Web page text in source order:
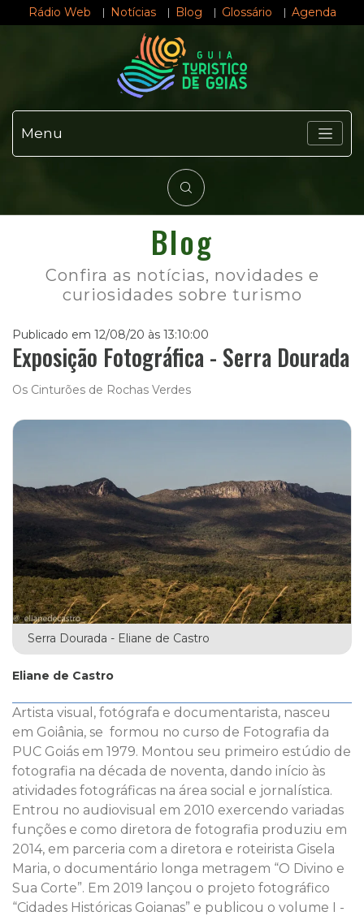
Rádio Web Notícias Blog Glossário Agenda
Menu
Blog
Confira as notícias, novidades e
curiosidades sobre turismo
Publicado em 12/08/20 às 13:10:00
Exposição Fotográfica - Serra Dourada
Os Cinturões de Rochas Verdes
Serra Dourada - Eliane de Castro
Eliane de Castro
Artista visual, fotógrafa e documentarista, nasceu
em Goiânia, se formou no curso de Fotografia da
PUC Goiás em 1979. Montou seu primeiro estúdio de
fotografia na década de noventa, dando início às
atividades fotográficas na área social e jornalística.
Entrou no audiovisual em 2010 exercendo variadas
funções e como diretora de fotografia produziu em
2014, em parceria com a diretora e roteirista Gisela
Maria, o documentário longa metragem “O Divino e
Sua Corte”. Em 2019 lançou o projeto fotográfico
“Cidades Históricas Goianas” e publicou o volume I -